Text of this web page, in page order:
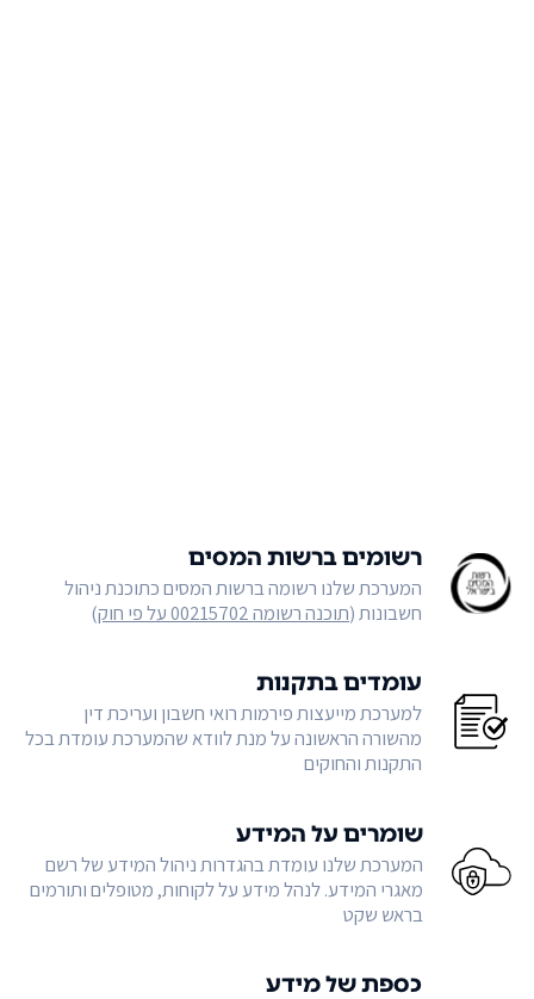
רשומים ברשות המסים
המערכת שלנו רשומה ברשות המסים כתוכנת ניהול
חשבונות (תוכנה רשומה 00215702 על פי חוק )
עומדים בתקנות
למערכת מייעצות פירמות רואי חשבון ועריכת דין
מהשורה הראשונה על מנת לוודא שהמערכת עומדת בכל
התקנות והחוקים
שומרים על המידע
המערכת שלנו עומדת בהגדרות ניהול המידע של רשם
מאגרי המידע. לנהל מידע על לקוחות, מטופלים ותורמים
בראש שקט
כספת של מידע